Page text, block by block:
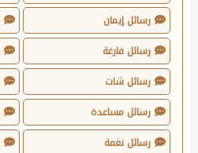
رسائل إيمان
رسائل فارغة
رسائل شات
رسائل مساعدة
رسائل نغمة